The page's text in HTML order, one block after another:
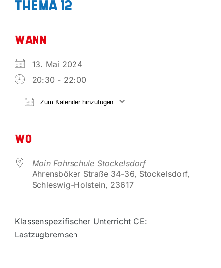
THEMA 12
WANN
13. Mai 2024
20:30 - 22:00
Zum Kalender hinzufügen
WO
Moin Fahrschule Stockelsdorf
Ahrensböker Straße 34-36, Stockelsdorf,
Schleswig-Holstein, 23617
Klassenspezifischer Unterricht CE:
Lastzugbremsen